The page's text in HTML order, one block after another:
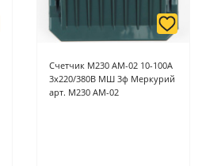
Счетчик М230 АМ-02 10-100А
3х220/380В МШ 3ф Меркурий
арт. М230 АМ-02